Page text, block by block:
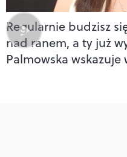
Regularnie budzisz
nad ranem, a ty już
Palmowska wskazuje